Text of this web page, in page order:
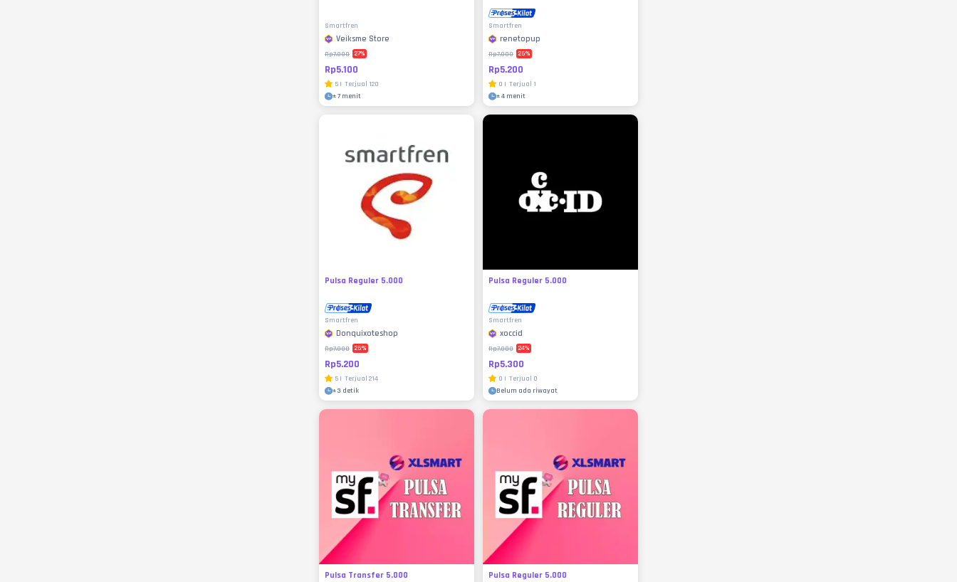
Smartfren
Veiksme Store
Rp7.000 27%
Rp5.100
5 | Terjual 120
±7 menit
Smartfren
renetopup
Rp7.000 26%
Rp5.200
0 | Terjual 1
±4 menit
Pulsa Reguler 5.000
Smartfren
Donquixoteshop
Rp7.000 26%
Rp5.200
5 | Terjual 214
±3 detik
Pulsa Reguler 5.000
Smartfren
xoccid
Rp7.000 24%
Rp5.300
0 | Terjual 0
Belum ada riwayat
Pulsa Transfer 5.000 Pulsa Reguler 5.000